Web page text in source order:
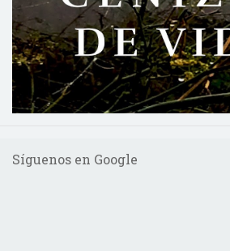
Síguenos en Google